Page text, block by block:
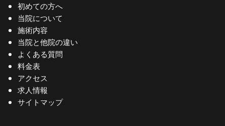
初めての方へ
当院について
施術内容
当院と他院の違い
よくある質問
料金表
アクセス
求人情報
サイトマップ